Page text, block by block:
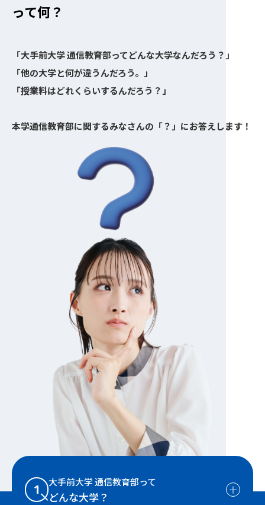
って何？
「大手前大学 通信教育部ってどんな大学なんだろう？」
「他の大学と何が違うんだろう。」
「授業料はどれくらいするんだろう？」
本学通信教育部に関するみなさんの「？」にお答えします！
1 大手前大学 通信教育部って
どんな大学？